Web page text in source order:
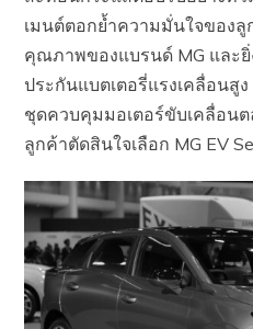
เมนต์ตอกย้ำความมั่นใจของลู
คุณภาพของแบรนด์ MG และยิ่
ประกันแบตเตอรี่แรงเคลื่อนสู
ชุดควบคุมมอเตอร์ขับเคลื่อน
ลูกค้าตัดสินใจเลือก MG EV